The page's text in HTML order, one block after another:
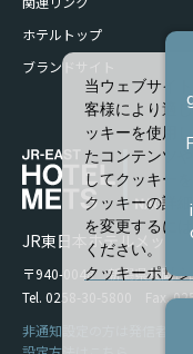
ホテルトップ
ブランドサイト
JR東日本ホテルメッツ
〒940-0048 新潟県長岡市
Tel. 0258-30-5800 Fax.
非通知設定の方は発信者番
当ウェブサイ
客様により適
ッキーを使用
たコンテンツ
してクッキー
クッキーの詳
を変更するに
ください。
クッキーポリ